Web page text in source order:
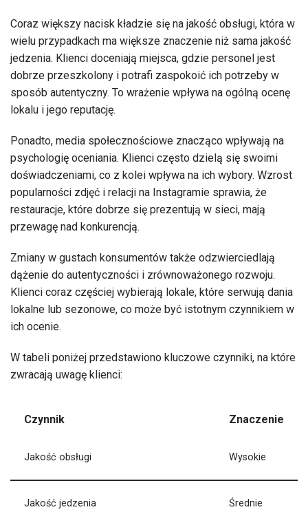
Coraz większy nacisk kładzie się na jakość obsługi, która w
wielu przypadkach ma większe znaczenie niż sama jakość
jedzenia. Klienci doceniają miejsca, gdzie personel jest
dobrze przeszkolony i potrafi zaspokoić ich potrzeby w
sposób autentyczny. To wrażenie wpływa na ogólną ocenę
lokalu i jego reputację.
Ponadto, media społecznościowe znacząco wpływają na
psychologię oceniania. Klienci często dzielą się swoimi
doświadczeniami, co z kolei wpływa na ich wybory. Wzrost
popularności zdjęć i relacji na Instagramie sprawia, że
restauracje, które dobrze się prezentują w sieci, mają
przewagę nad konkurencją.
Zmiany w gustach konsumentów także odzwierciedlają
dążenie do autentyczności i zrównoważonego rozwoju.
Klienci coraz częściej wybierają lokale, które serwują dania
lokalne lub sezonowe, co może być istotnym czynnikiem w
ich ocenie.
W tabeli poniżej przedstawiono kluczowe czynniki, na które
zwracają uwagę klienci:
Czynnik Znaczenie
Jakość obsługi Wysokie
Jakość jedzenia Średnie